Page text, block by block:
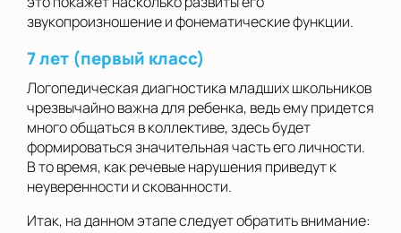
звукопроизношение и фонематические функции.
7 лет (первый класс)
Логопедическая диагностика младших школьников
чрезвычайно важна для ребенка, ведь ему придется
много общаться в коллективе, здесь будет
формироваться значительная часть его личности.
В то время, как речевые нарушения приведут к
неуверенности и скованности.
Итак, на данном этапе следует обратить внимание: